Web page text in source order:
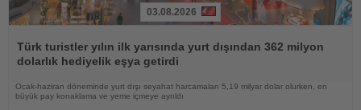
Oku
03.08.2026
Türk turistler yılın ilk yarısında yurt dışından 362 milyon
dolarlık hediyelik eşya getirdi
Ocak-haziran döneminde yurt dışı seyahat harcamaları 5,19 milyar dolar olurken, en
büyük pay konaklama ve yeme içmeye ayrıldı